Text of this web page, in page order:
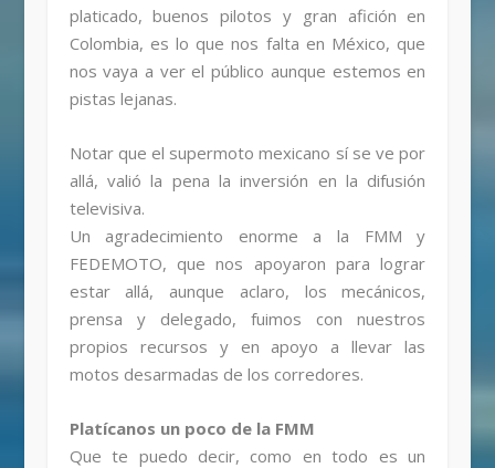
platicado, buenos pilotos y gran afición en
Colombia, es lo que nos falta en México, que
nos vaya a ver el público aunque estemos en
pistas lejanas.
Notar que el supermoto mexicano sí se ve por
allá, valió la pena la inversión en la difusión
televisiva.
Un agradecimiento enorme a la FMM y
FEDEMOTO, que nos apoyaron para lograr
estar allá, aunque aclaro, los mecánicos,
prensa y delegado, fuimos con nuestros
propios recursos y en apoyo a llevar las
motos desarmadas de los corredores.
Platícanos un poco de la FMM
Que te puedo decir, como en todo es un